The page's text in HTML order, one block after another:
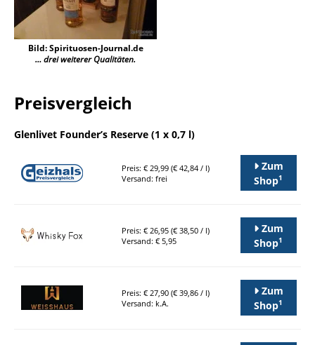
Bild: Spirituosen-Journal.de
… drei weiterer Qualitäten.
Preisvergleich
Glenlivet Founder’s Reserve (1 x 0,7 l)
Preis: € 29,99 (€ 42,84 / l)
Versand: frei
Zum
Shop1
Preis: € 26,95 (€ 38,50 / l)
Versand: € 5,95
Zum
Shop1
Preis: € 27,90 (€ 39,86 / l)
Versand: k.A.
Zum
Shop1